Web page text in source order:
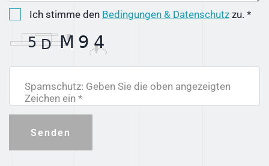
Ich stimme den Bedingungen & Datenschutz zu. *
Spamschutz: Geben Sie die oben angezeigten
Zeichen ein *
Senden